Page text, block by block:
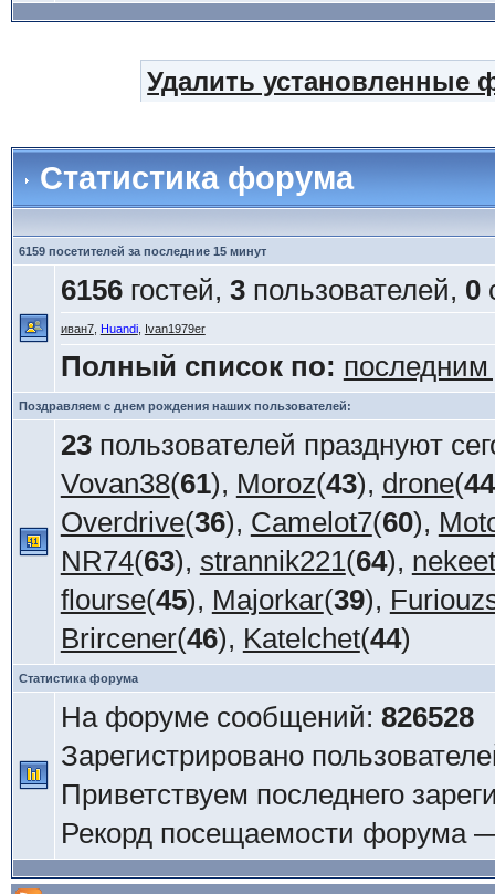
Удалить установленные
Статистика форума
6159 посетителей за последние 15 минут
6156гостей, 3пользователей, 0
иван7, Huandi, Ivan1979er
Полный список по:
Поздравляем с днем рождения наших пользователей:
23пользователей празднуют
Vovan38(61), Moroz(43), drone(44
Overdrive(36), Camelot7(60),
NR74(63), strannik221(64), nekeet
flourse(45), Majorkar(39),
Brircener(46), Katelchet(44)
Статистика форума
На форуме сообщений: 826528
Зарегистрировано
Приветствуем последнего
Рекорд посещаемости форума